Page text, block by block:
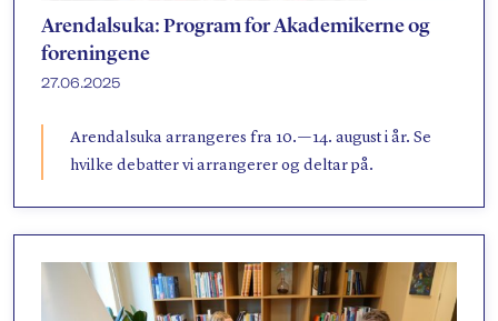
Søk
Arendalsuka: Program for Akademikerne og
foreningene
27.06.2025
Arendalsuka arrangeres fra 10. — 14. august i år. Se
hvilke debatter vi arrangerer og deltar på.